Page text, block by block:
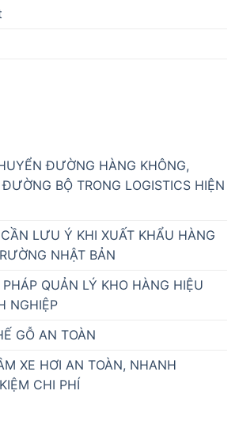
ĐƯỜNG HÀNG KHÔNG,
BỘ TRONG LOGISTICS HIỆN
LƯU Ý KHI XUẤT KHẨU HÀNG
NHẬT BẢN
QUẢN LÝ KHO HÀNG HIỆU
NGHIỆP
GỖ AN TOÀN
XE HƠI AN TOÀN, NHANH
CHI PHÍ